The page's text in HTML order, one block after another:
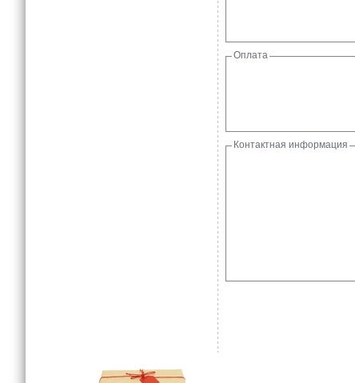
Оплата
Контактная информация